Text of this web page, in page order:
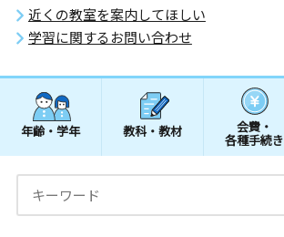
近くの教室を案内してほしい
学習に関するお問い合わせ
年齢・学年 教科・教材 会費・
各種手続き